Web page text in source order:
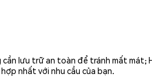
lưu trữ an toàn để tránh mất
nhất với nhu cầu của bạn.